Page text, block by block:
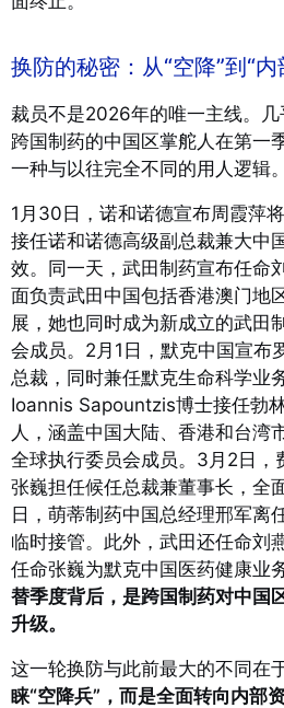
换防的秘密：从“空降”到“
裁员不是2026年的唯一主线。
跨国制药的中国区掌舵人在第一
一种与以往完全不同的用人逻辑。
1月30日，诺和诺德宣布周霞萍
接任诺和诺德高级副总裁兼大中
效。 同一天，武田制药宣布任命
面负责武田中国包括香港澳门地
展，她也同时成为新成立的武田
会成员。 2月1日，默克中国宣布
总裁，同时兼任默克生命科学业
Ioannis Sapountzis博士接任勃
人，涵盖中国大陆、香港和台湾
全球执行委员会成员。 3月2日，
张巍担任候任总裁兼董事长，全
日，萌蒂制药中国总经理邢军离
临时接管。此外，武田还任命刘
任命张巍为默克中国医药健康业
替季度背后，是跨国制药对中国
升级。
这一轮换防与此前最大的不同在
睐“空降兵”，而是全面转向内部